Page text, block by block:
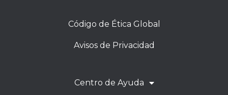
Código de Ética Global
Avisos de Privacidad
Centro de Ayuda